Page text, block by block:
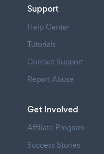
Support
Help Center
Tutorials
Contact Support
Report Abuse
Get Involved
Affiliate Program
Success Stories